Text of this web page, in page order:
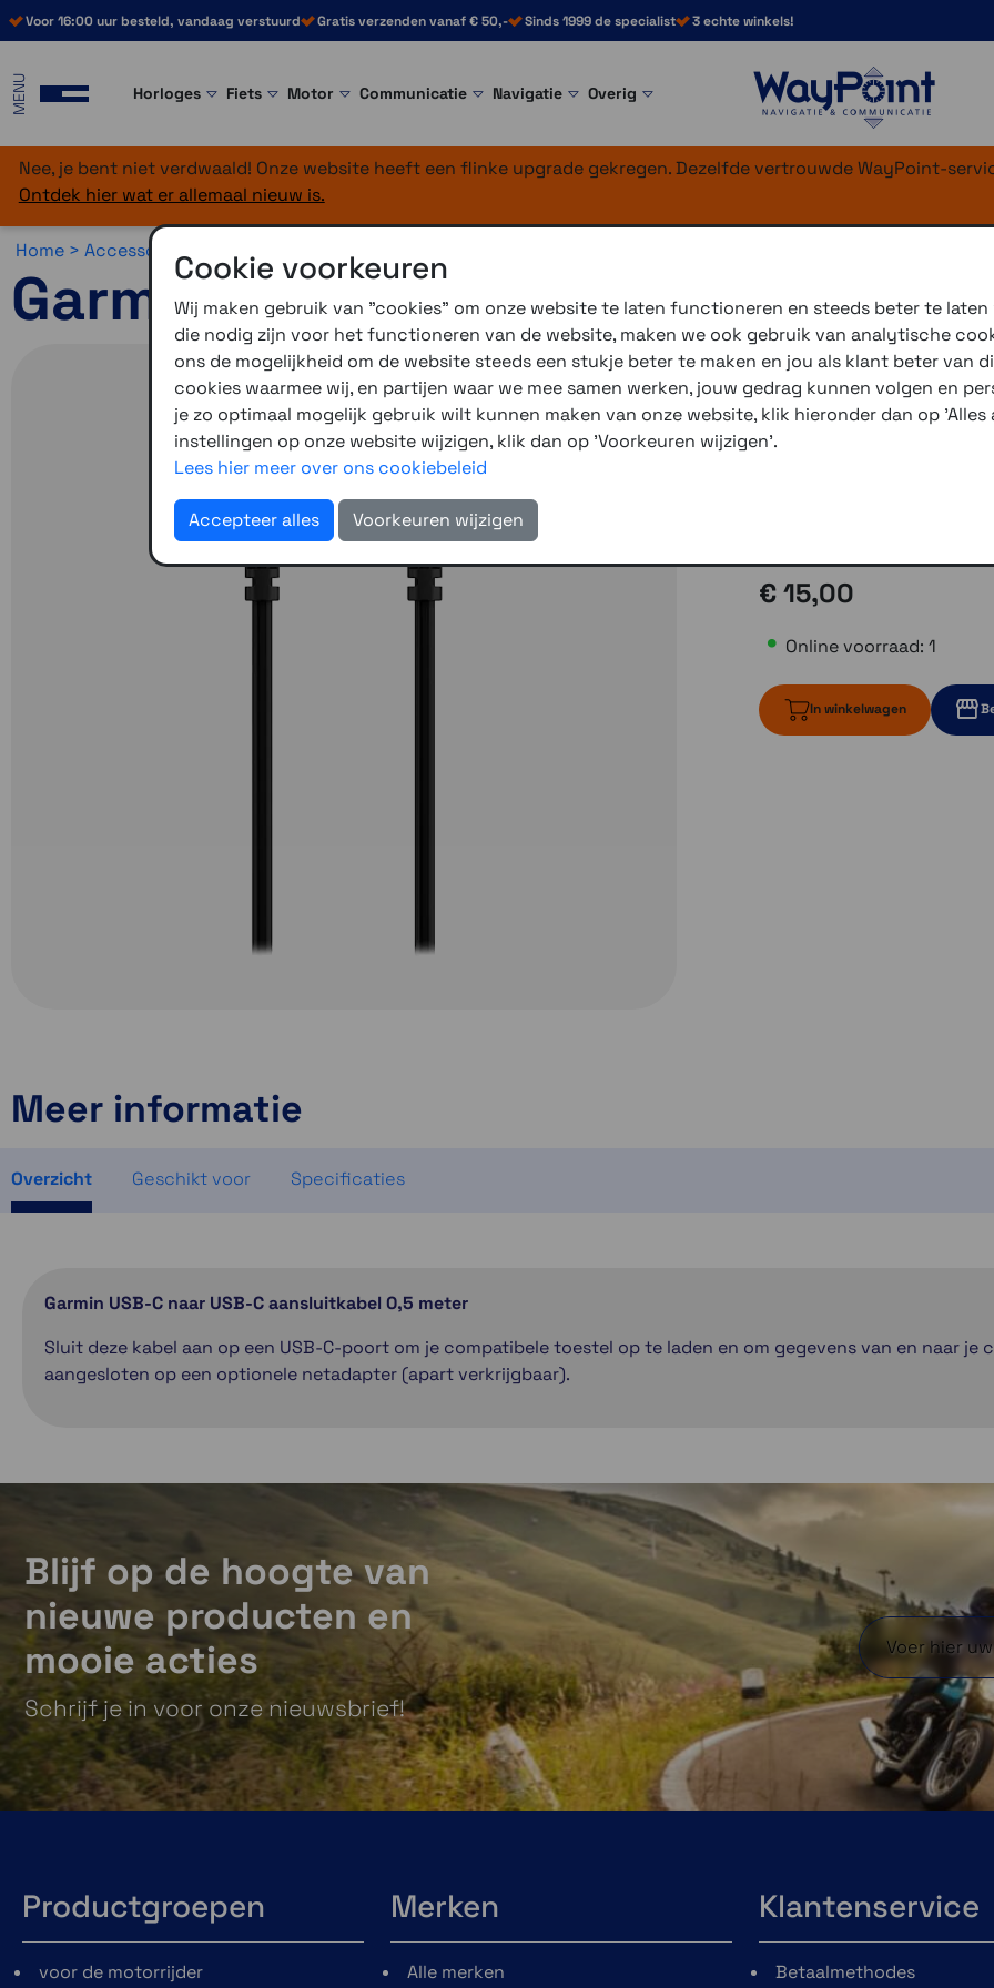
Voor 16:00 uur besteld, vandaag verstuurd Gratis verzenden vanaf € 50,- Sinds 1999 de specialist 3 echte winkels!
MENU Horloges Fiets Motor Communicatie Navigatie Overig
Nee, je bent niet verdwaald! Onze website heeft een flinke upgrade gekregen. Dezelfde vertrouwde WayPoint-
Ontdek hier wat er allemaal nieuw is.
Home > Accessoires >
Garmin USB-C naar USB-C 0,5
Met deze adapter kan je
USB-C aansluiting
3 winkels voor uitleg en
€ 15,00
Online voorraad: 1
In winkelwagen
Meer informatie
Overzicht Geschikt voor Specificaties
Garmin USB-C naar USB-C aansluitkabel 0,5 meter
Sluit deze kabel aan op een USB-C-poort om je compatibele toestel op te laden en om gegevens van en naar
aangesloten op een optionele netadapter (apart verkrijgbaar).
Blijf op de hoogte van
nieuwe producten en
mooie acties
Schrijf je in voor onze nieuwsbrief!
Productgroepen
voor de motorrijder
Merken
Alle merken
Klantenservice
Betaalmethodes
Cookie voorkeuren
Wij maken gebruik van "cookies" om onze website te laten functioneren en steeds beter te
die nodig zijn voor het functioneren van de website, maken we ook gebruik van analytische
ons de mogelijkheid om de website steeds een stukje beter te maken en jou als klant beter van
cookies waarmee wij, en partijen waar we mee samen werken, jouw gedrag kunnen volgen en
je zo optimaal mogelijk gebruik wilt kunnen maken van onze website, klik hieronder dan op
instellingen op onze website wijzigen, klik dan op 'Voorkeuren wijzigen'.
Lees hier meer over ons cookiebeleid
Accepteer alles Voorkeuren wijzigen